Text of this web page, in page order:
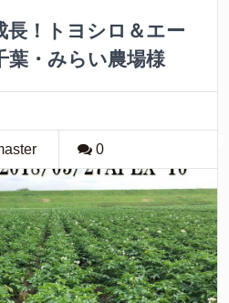
長！トヨシロ＆エー
葉・みらい農場様
0